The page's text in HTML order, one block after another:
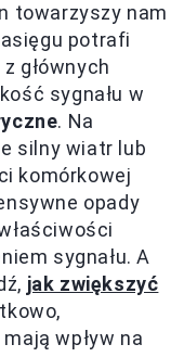
towarzyszy nam
potrafi
głównych
sygnału w
. Na
silny wiatr lub
komórkowej
opady
sygnału. A
jak zwiększyć
wpływ na